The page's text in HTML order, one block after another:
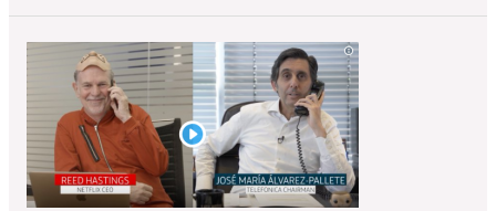
Narrativas
digitales
en
la
empresa:
el